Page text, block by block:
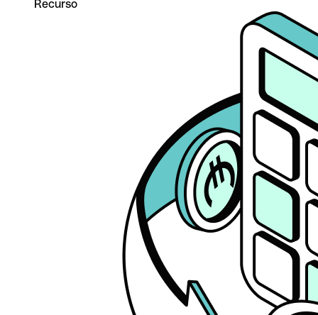
Recurso